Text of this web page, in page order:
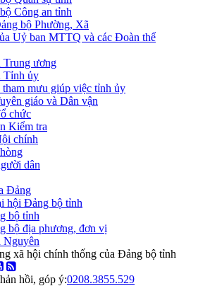
Công an tỉnh
bộ Phường, Xã
Uỷ ban MTTQ và các Đoàn thể
Trung ương
Tỉnh ủy
tham mưu giúp việc tỉnh ủy
giáo và Dân vận
chức
Kiểm tra
chính
dân
Đảng
hội Đảng bộ tỉnh
bộ tỉnh
bộ địa phương, đơn vị
xã hội chính thống của Đảng bộ tỉnh
hồi, góp ý:0208.3855.529